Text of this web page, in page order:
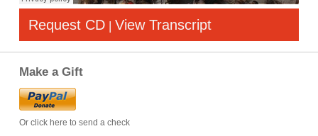
Request CD | View Transcript
Make a Gift
Or click here to send a check